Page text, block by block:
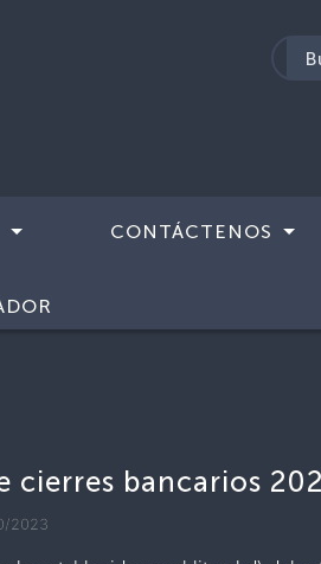
CONTÁCTENOS
cierres bancarios
2023